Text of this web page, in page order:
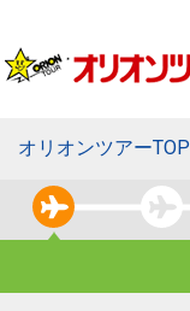
オリオンツアーTOP